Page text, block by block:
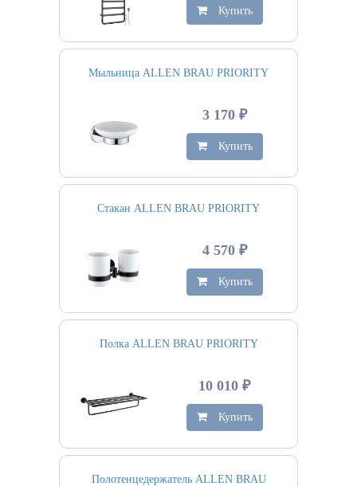
Купить
Мыльница ALLEN BRAU PRIORITY
3 170 ₽
Купить
Стакан ALLEN BRAU PRIORITY
4 570 ₽
Купить
Полка ALLEN BRAU PRIORITY
10 010 ₽
Купить
Полотенцедержатель ALLEN BRAU